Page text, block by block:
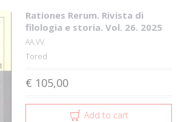
Rationes Rerum. Rivista di
filologia e storia. Vol. 26. 2025
AA.VV.
Tored
€ 105,00
Add to cart